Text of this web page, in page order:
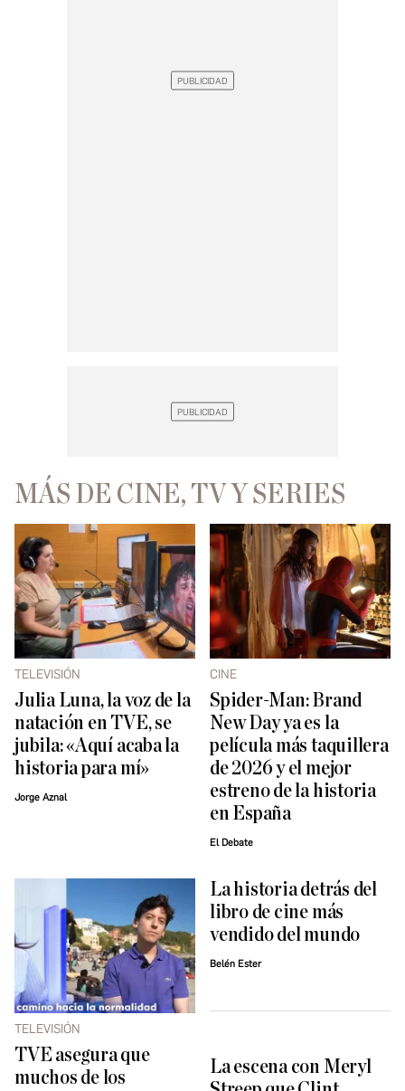
MÁS DE CINE, TV Y SERIES
TELEVISIÓN
Julia Luna, la voz de la
natación en TVE, se
jubila: «Aquí acaba la
historia para mí»
Jorge Aznal
CINE
Spider-Man: Brand
New Day ya es la
película más taquillera
de 2026 y el mejor
estreno de la historia
en España
El Debate
TELEVISIÓN
TVE asegura que
muchos de los
La historia detrás del
libro de cine más
vendido del mundo
Belén Ester
La escena con Meryl